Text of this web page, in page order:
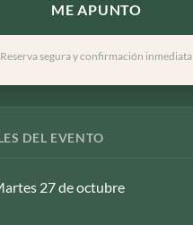
ME APUNTO
Reserva segura y confirmación inmediata
DEL EVENTO
27 de octubre